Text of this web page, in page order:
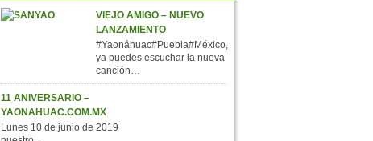
VIEJO AMIGO – NUEVO
LANZAMIENTO
#Yaonáhuac#Puebla#México,
ya puedes escuchar la nueva
canción…
11 ANIVERSARIO –
YAONAHUAC.COM.MX
Lunes 10 de junio de 2019